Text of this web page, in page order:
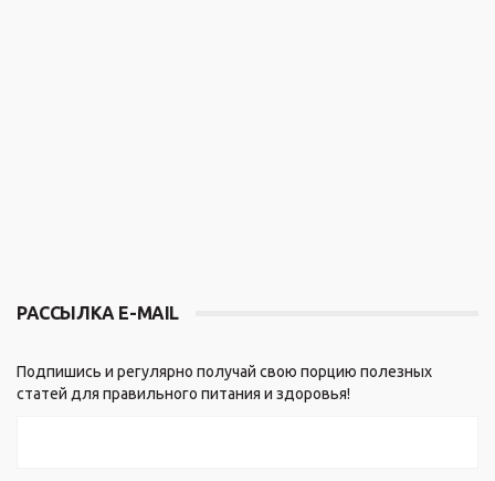
РАССЫЛКА E-MAIL
Подпишись и регулярно получай свою порцию полезных
статей для правильного питания и здоровья!